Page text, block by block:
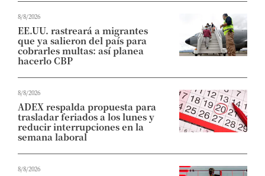
8/8/2026
EE.UU. rastreará a migrantes
que ya salieron del país para
cobrarles multas: así planea
hacerlo CBP
8/8/2026
ADEX respalda propuesta para
trasladar feriados a los lunes y
reducir interrupciones en la
semana laboral
8/8/2026